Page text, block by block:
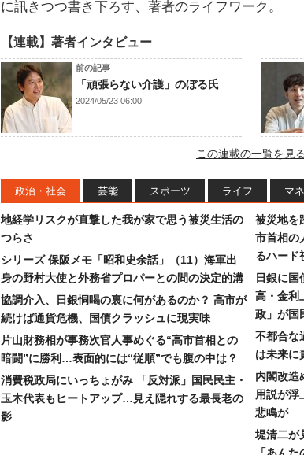
に訊きつつ書き下ろす、著者のライフワーク。
【連載】著者インタビュー
前の記事
「頑張らない介護」のぼる氏
2024/05/23 06:00
この連載の一覧を見る
政治・社会 芸能 スポーツ ライフ マ
地経学リスクが直撃した我が家で思う被災生活の
つらさ
シリーズ 保阪メモ「昭和史余話」（11）海軍出
身の野村大使と外務省プロパーとの間の決定的溝
協調介入、日銀恫喝の裏に何があるのか？ 高市が
続けば通貨危機、国債クラッシュに現実味
片山財務相が事務次官人事めぐる“高市首相との
暗闘”に勝利…表面的には“従順”でも腹の中は？
消費税政局にいっちょがみ 「反対派」国民民主・
玉木代表もヒートアップ…見え隠れする最長老の
影
被災地を
市首相の
るハード
日銀に
高・金利
政」が国
不都合な
は未来に
内閣改造
用説が浮
悲鳴が
堤清二が
「あん